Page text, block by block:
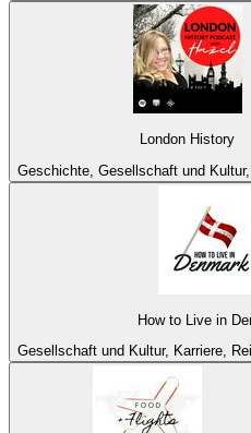
London History
Geschichte, Gesellschaft und
How to Live in
Gesellschaft und Kultur, Karriere,